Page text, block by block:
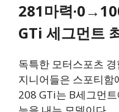
281마력
GTi 세그먼트
독특한 모터스포츠
지니어들은 스포티함
208 GTi는 B세그먼